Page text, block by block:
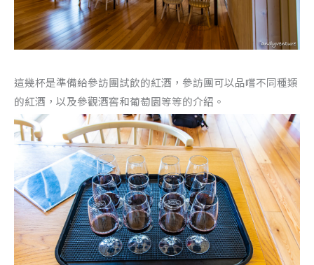
這幾杯是準備給參訪團試飲的紅酒，參訪團可以品嚐不同種類
的紅酒，以及參觀酒窖和葡萄園等等的介紹。